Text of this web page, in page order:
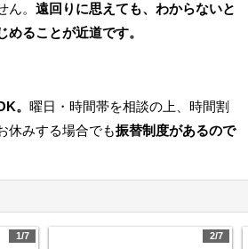
。 遠回りに思えても、わからないと
ることが近道です。
。 曜日・時間帯を相談の上、時間割
休みする場合でも振替制度があるので
1/7 2/7